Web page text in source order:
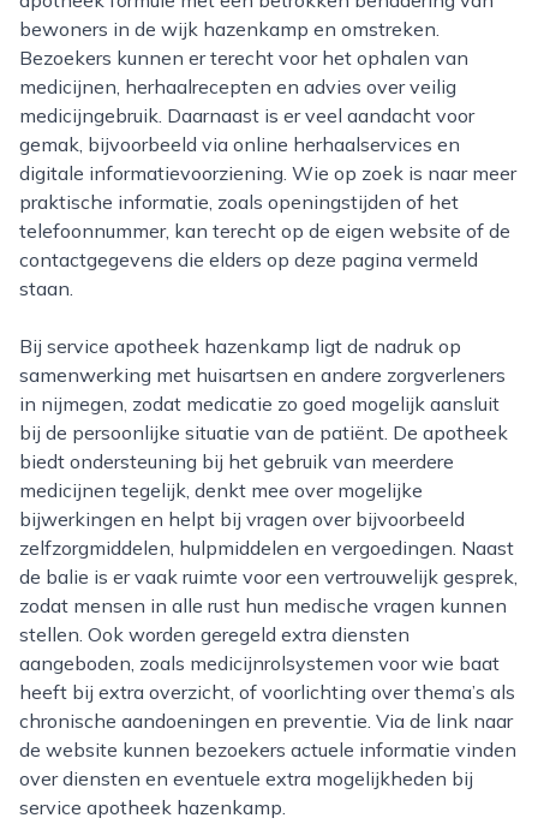
bewoners in de wijk hazenkamp en omstreken.
Bezoekers kunnen er terecht voor het ophalen van
medicijnen, herhaalrecepten en advies over veilig
medicijngebruik. Daarnaast is er veel aandacht voor
gemak, bijvoorbeeld via online herhaalservices en
digitale informatievoorziening. Wie op zoek is naar meer
praktische informatie, zoals openingstijden of het
telefoonnummer, kan terecht op de eigen website of de
contactgegevens die elders op deze pagina vermeld
staan.
Bij service apotheek hazenkamp ligt de nadruk op
samenwerking met huisartsen en andere zorgverleners
in nijmegen, zodat medicatie zo goed mogelijk aansluit
bij de persoonlijke situatie van de patiënt. De apotheek
biedt ondersteuning bij het gebruik van meerdere
medicijnen tegelijk, denkt mee over mogelijke
bijwerkingen en helpt bij vragen over bijvoorbeeld
zelfzorgmiddelen, hulpmiddelen en vergoedingen. Naast
de balie is er vaak ruimte voor een vertrouwelijk gesprek,
zodat mensen in alle rust hun medische vragen kunnen
stellen. Ook worden geregeld extra diensten
aangeboden, zoals medicijnrolsystemen voor wie baat
heeft bij extra overzicht, of voorlichting over thema’s als
chronische aandoeningen en preventie. Via de link naar
de website kunnen bezoekers actuele informatie vinden
over diensten en eventuele extra mogelijkheden bij
service apotheek hazenkamp.